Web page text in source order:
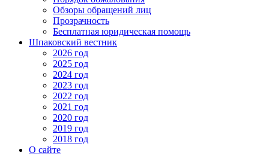
Обзоры обращений лиц
Прозрачность
Бесплатная юридическая помощь
Шпаковский вестник
2026 год
2025 год
2024 год
2023 год
2022 год
2021 год
2020 год
2019 год
2018 год
О сайте